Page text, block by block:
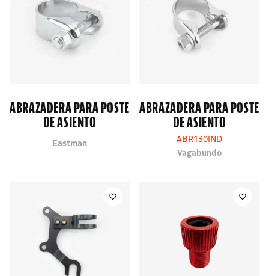
ABRAZADERA PARA POSTE
DE ASIENTO
Eastman
ABRAZADERA PARA POSTE
DE ASIENTO
ABR130IND
Vagabundo